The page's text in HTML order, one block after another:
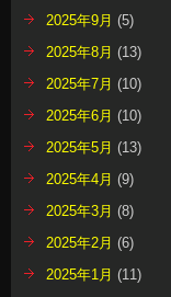
2025年9月 (5)
2025年8月 (13)
2025年7月 (10)
2025年6月 (10)
2025年5月 (13)
2025年4月 (9)
2025年3月 (8)
2025年2月 (6)
2025年1月 (11)